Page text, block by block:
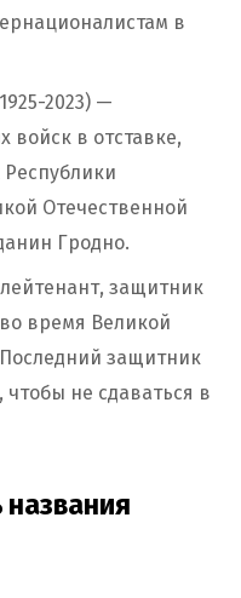
в
2023) —
войск в отставке,
Отечественной
Гродно.
защитник
время Великой
защитник
не сдаваться в
названия